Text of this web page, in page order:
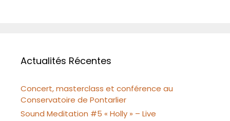
Actualités Récentes
Concert, masterclass et conférence au
Conservatoire de Pontarlier
Sound Meditation #5 « Holly » – Live